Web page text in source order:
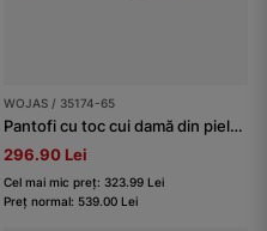
WOJAS / 35174-65
Pantofi cu toc cui damă din piele întoarsă, bordo
296.90 Lei
Cel mai mic preț: 323.99 Lei
Preț normal: 539.00 Lei